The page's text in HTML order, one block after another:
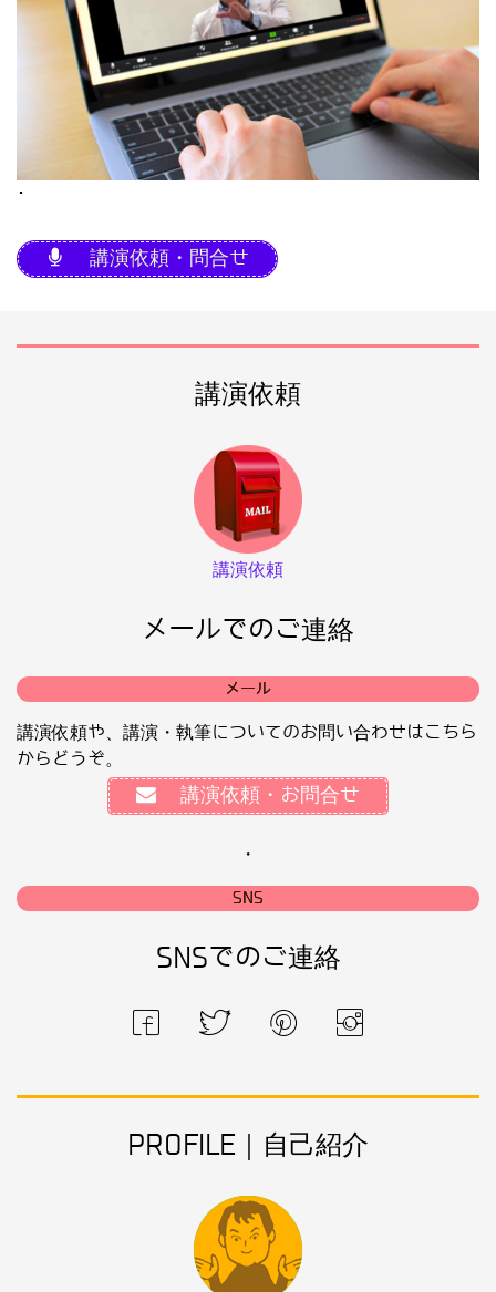
･
講演依頼・問合せ
講演依頼
講演依頼
メールでのご連絡
メール
講演依頼や、講演・執筆についてのお問い合わせはこちら
からどうぞ。
講演依頼・お問合せ
・
SNS
SNSでのご連絡
PROFILE｜自己紹介